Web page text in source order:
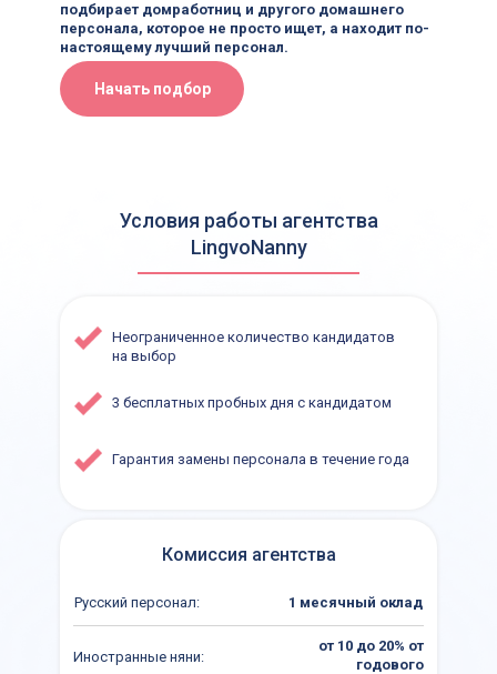
подбирает домработниц и другого домашнего
персонала, которое не просто ищет, а находит по-
настоящему лучший персонал.
Начать подбор
Условия работы агентства
LingvoNanny
Гарантия замены персонала в течение года
3 бесплатных пробных дня с кандидатом
Неограниченное количество кандидатов
на выбор
от 10 до 20% от
годового
Иностранные няни:
1 месячный оклад
Русский персонал:
Комиссия агентства